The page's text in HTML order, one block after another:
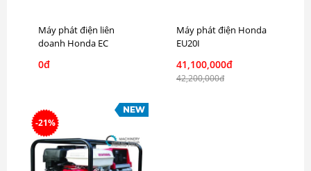
Máy phát điện liên
doanh Honda EC
0đ
Máy phát điện Honda
EU20I
41,100,000đ
42,200,000đ
-21%